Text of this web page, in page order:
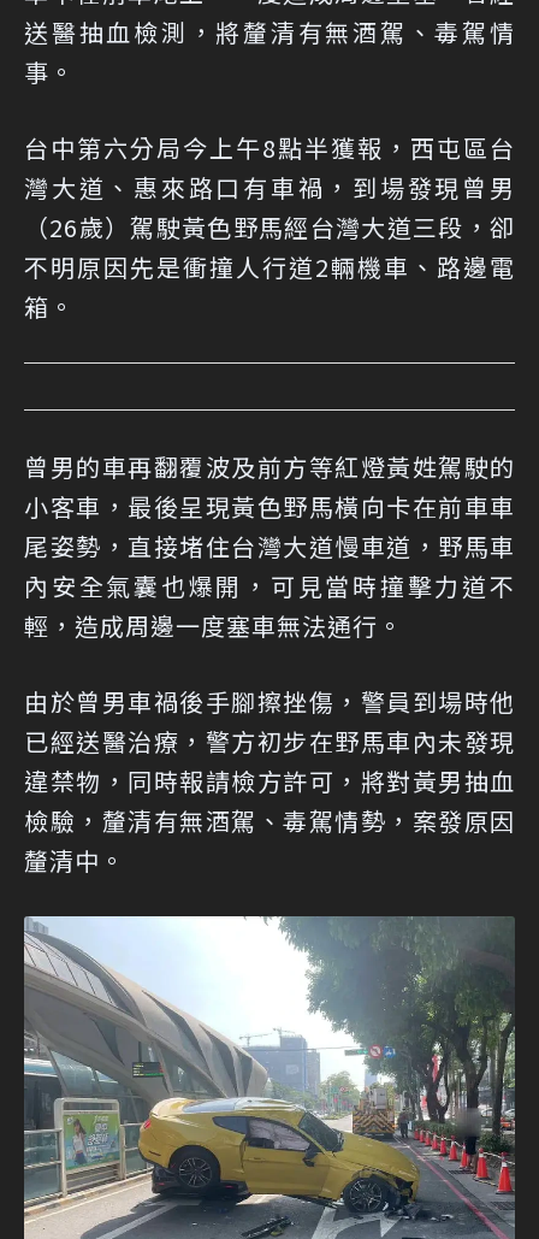
送醫抽血檢測，將釐清有無酒駕、毒駕情
事。
台中第六分局今上午8點半獲報，西屯區台
灣大道、惠來路口有車禍，到場發現曾男
（26歲）駕駛黃色野馬經台灣大道三段，卻
不明原因先是衝撞人行道2輛機車、路邊電
箱。
曾男的車再翻覆波及前方等紅燈黃姓駕駛的
小客車，最後呈現黃色野馬橫向卡在前車車
尾姿勢，直接堵住台灣大道慢車道，野馬車
內安全氣囊也爆開，可見當時撞擊力道不
輕，造成周邊一度塞車無法通行。
由於曾男車禍後手腳擦挫傷，警員到場時他
已經送醫治療，警方初步在野馬車內未發現
違禁物，同時報請檢方許可，將對黃男抽血
檢驗，釐清有無酒駕、毒駕情勢，案發原因
釐清中。